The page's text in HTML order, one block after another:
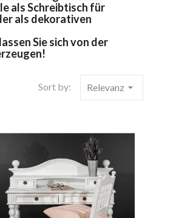
als Schreibtisch für
als dekorativen
Sie sich von der
Sort by: Relevanz arrow_drop_down